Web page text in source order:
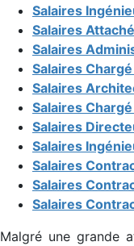
Salaires
Salaires
Salaires
Salaires
Salaires
Salaires
Salaires
Salaires
Salaires
Salaires
Salaires
Malgré une grande